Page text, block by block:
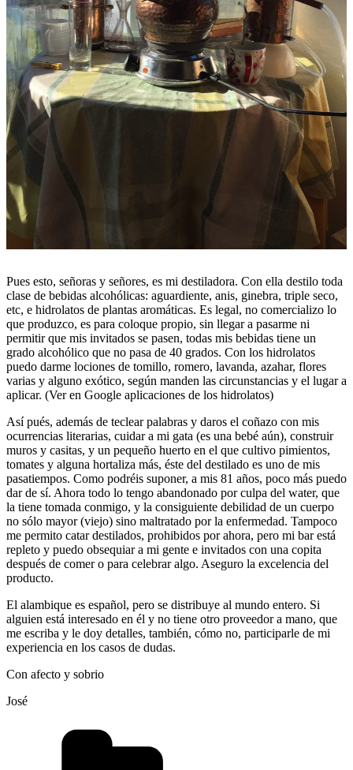
Pues esto, señoras y señores, es mi destiladora. Con ella destilo toda
clase de bebidas alcohólicas: aguardiente, anis, ginebra, triple seco,
etc, e hidrolatos de plantas aromáticas. Es legal, no comercializo lo
que produzco, es para coloque propio, sin llegar a pasarme ni
permitir que mis invitados se pasen, todas mis bebidas tiene un
grado alcohólico que no pasa de 40 grados. Con los hidrolatos
puedo darme lociones de tomillo, romero, lavanda, azahar, flores
varias y alguno exótico, según manden las circunstancias y el lugar a
aplicar. (Ver en Google aplicaciones de los hidrolatos)
Así pués, además de teclear palabras y daros el coñazo con mis
ocurrencias literarias, cuidar a mi gata (es una bebé aún), construir
muros y casitas, y un pequeño huerto en el que cultivo pimientos,
tomates y alguna hortaliza más, éste del destilado es uno de mis
pasatiempos. Como podréis suponer, a mis 81 años, poco más puedo
dar de sí. Ahora todo lo tengo abandonado por culpa del water, que
la tiene tomada conmigo, y la consiguiente debilidad de un cuerpo
no sólo mayor (viejo) sino maltratado por la enfermedad. Tampoco
me permito catar destilados, prohibidos por ahora, pero mi bar está
repleto y puedo obsequiar a mi gente e invitados con una copita
después de comer o para celebrar algo. Aseguro la excelencia del
producto.
El alambique es español, pero se distribuye al mundo entero. Si
alguien está interesado en él y no tiene otro proveedor a mano, que
me escriba y le doy detalles, también, cómo no, participarle de mi
experiencia en los casos de dudas.
Con afecto y sobrio
José